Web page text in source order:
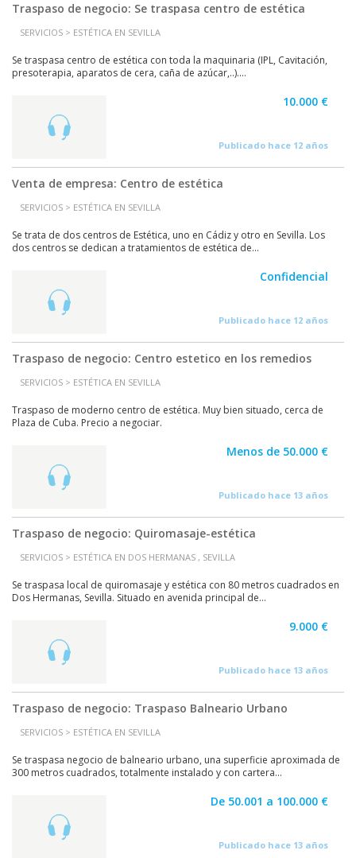
Traspaso de negocio: Se traspasa centro de estética
SERVICIOS > ESTÉTICA EN SEVILLA
Se traspasa centro de estética con toda la maquinaria (IPL, Cavitación,
presoterapia, aparatos de cera, caña de azúcar,..)....
10.000 €
Publicado hace 12 años
Venta de empresa: Centro de estética
SERVICIOS > ESTÉTICA EN SEVILLA
Se trata de dos centros de Estética, uno en Cádiz y otro en Sevilla. Los
dos centros se dedican a tratamientos de estética de...
Confidencial
Publicado hace 12 años
Traspaso de negocio: Centro estetico en los remedios
SERVICIOS > ESTÉTICA EN SEVILLA
Traspaso de moderno centro de estética. Muy bien situado, cerca de
Plaza de Cuba. Precio a negociar.
Menos de 50.000 €
Publicado hace 13 años
Traspaso de negocio: Quiromasaje-estética
SERVICIOS > ESTÉTICA EN DOS HERMANAS , SEVILLA
Se traspasa local de quiromasaje y estética con 80 metros cuadrados en
Dos Hermanas, Sevilla. Situado en avenida principal de...
9.000 €
Publicado hace 13 años
Traspaso de negocio: Traspaso Balneario Urbano
SERVICIOS > ESTÉTICA EN SEVILLA
Se traspasa negocio de balneario urbano, una superficie aproximada de
300 metros cuadrados, totalmente instalado y con cartera...
De 50.001 a 100.000 €
Publicado hace 13 años